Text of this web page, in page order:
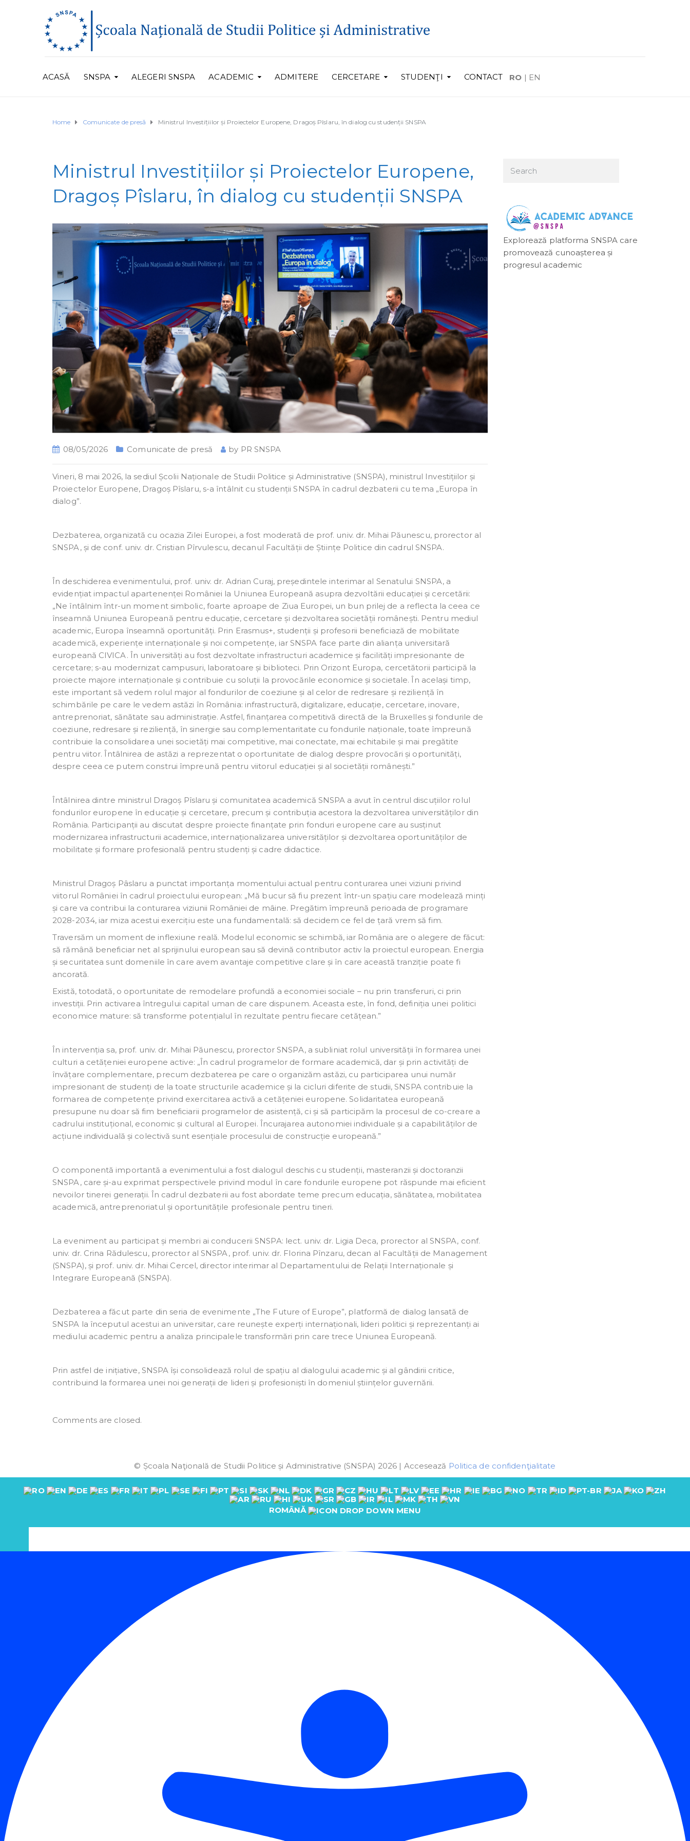
ACASĂ SNSPA ALEGERI SNSPA ACADEMIC ADMITERE CERCETARE STUDENŢI CONTACT RO | EN
Home Comunicate de presă Ministrul Investițiilor și Proiectelor Europene, Dragoș Pîslaru, în dialog cu studenții SNSPA
Ministrul Investițiilor și Proiectelor Europene,
Dragoș Pîslaru, în dialog cu studenții SNSPA
08/05/2026 Comunicate de presă by PR SNSPA
Vineri, 8 mai 2026, la sediul Școlii Naționale de Studii Politice și Administrative (SNSPA), ministrul Investițiilor și
Proiectelor Europene, Dragoș Pîslaru, s-a întâlnit cu studenții SNSPA în cadrul dezbaterii cu tema „Europa în
dialog”.
Dezbaterea, organizată cu ocazia Zilei Europei, a fost moderată de prof. univ. dr. Mihai Păunescu, prorector al
SNSPA, și de conf. univ. dr. Cristian Pîrvulescu, decanul Facultății de Științe Politice din cadrul SNSPA.
În deschiderea evenimentului, prof. univ. dr. Adrian Curaj, președintele interimar al Senatului SNSPA, a
evidențiat impactul apartenenței României la Uniunea Europeană asupra dezvoltării educației și cercetării:
„Ne întâlnim într-un moment simbolic, foarte aproape de Ziua Europei, un bun prilej de a reflecta la ceea ce
înseamnă Uniunea Europeană pentru educație, cercetare și dezvoltarea societății românești. Pentru mediul
academic, Europa înseamnă oportunități. Prin Erasmus+, studenții și profesorii beneficiază de mobilitate
academică, experiențe internaționale și noi competențe, iar SNSPA face parte din alianța universitară
europeană CIVICA. În universități au fost dezvoltate infrastructuri academice și facilități impresionante de
cercetare; s-au modernizat campusuri, laboratoare și biblioteci. Prin Orizont Europa, cercetătorii participă la
proiecte majore internaționale și contribuie cu soluții la provocările economice și societale. În același timp,
este important să vedem rolul major al fondurilor de coeziune și al celor de redresare și reziliență în
schimbările pe care le vedem astăzi în România: infrastructură, digitalizare, educație, cercetare, inovare,
antreprenoriat, sănătate sau administrație. Astfel, finanțarea competitivă directă de la Bruxelles și fondurile de
coeziune, redresare și reziliență, în sinergie sau complementaritate cu fondurile naționale, toate împreună
contribuie la consolidarea unei societăți mai competitive, mai conectate, mai echitabile și mai pregătite
pentru viitor. Întâlnirea de astăzi a reprezentat o oportunitate de dialog despre provocări și oportunități,
despre ceea ce putem construi împreună pentru viitorul educației și al societății românești.”
Întâlnirea dintre ministrul Dragoș Pîslaru și comunitatea academică SNSPA a avut în centrul discuțiilor rolul
fondurilor europene în educație și cercetare, precum și contribuția acestora la dezvoltarea universităților din
România. Participanții au discutat despre proiecte finanțate prin fonduri europene care au susținut
modernizarea infrastructurii academice, internaționalizarea universităților și dezvoltarea oportunităților de
mobilitate și formare profesională pentru studenți și cadre didactice.
Ministrul Dragoș Pâslaru a punctat importanța momentului actual pentru conturarea unei viziuni privind
viitorul României în cadrul proiectului european: „Mă bucur să fiu prezent într-un spațiu care modelează minți
și care va contribui la conturarea viziunii României de mâine. Pregătim împreună perioada de programare
2028-2034, iar miza acestui exercițiu este una fundamentală: să decidem ce fel de țară vrem să fim.
Traversăm un moment de inflexiune reală. Modelul economic se schimbă, iar România are o alegere de făcut:
să rămână beneficiar net al sprijinului european sau să devină contributor activ la proiectul european. Energia
și securitatea sunt domeniile în care avem avantaje competitive clare și în care această tranziție poate fi
ancorată.
Există, totodată, o oportunitate de remodelare profundă a economiei sociale – nu prin transferuri, ci prin
investiții. Prin activarea întregului capital uman de care dispunem. Aceasta este, în fond, definiția unei politici
economice mature: să transforme potențialul în rezultate pentru fiecare cetățean.”
În intervenția sa, prof. univ. dr. Mihai Păunescu, prorector SNSPA, a subliniat rolul universității în formarea unei
culturi a cetățeniei europene active: „În cadrul programelor de formare academică, dar și prin activități de
învățare complementare, precum dezbaterea pe care o organizăm astăzi, cu participarea unui număr
impresionant de studenți de la toate structurile academice și la cicluri diferite de studii, SNSPA contribuie la
formarea de competențe privind exercitarea activă a cetățeniei europene. Solidaritatea europeană
presupune nu doar să fim beneficiarii programelor de asistență, ci și să participăm la procesul de co-creare a
cadrului instituțional, economic și cultural al Europei. Încurajarea autonomiei individuale și a capabilităților de
acțiune individuală și colectivă sunt esențiale procesului de construcție europeană.”
O componentă importantă a evenimentului a fost dialogul deschis cu studenții, masteranzii și doctoranzii
SNSPA, care și-au exprimat perspectivele privind modul în care fondurile europene pot răspunde mai eficient
nevoilor tinerei generații. În cadrul dezbaterii au fost abordate teme precum educația, sănătatea, mobilitatea
academică, antreprenoriatul și oportunitățile profesionale pentru tineri.
La eveniment au participat și membri ai conducerii SNSPA: lect. univ. dr. Ligia Deca, prorector al SNSPA, conf.
univ. dr. Crina Rădulescu, prorector al SNSPA, prof. univ. dr. Florina Pînzaru, decan al Facultății de Management
(SNSPA), și prof. univ. dr. Mihai Cercel, director interimar al Departamentului de Relații Internaționale și
Integrare Europeană (SNSPA).
Dezbaterea a făcut parte din seria de evenimente „The Future of Europe”, platformă de dialog lansată de
SNSPA la începutul acestui an universitar, care reunește experți internaționali, lideri politici și reprezentanți ai
mediului academic pentru a analiza principalele transformări prin care trece Uniunea Europeană.
Prin astfel de inițiative, SNSPA își consolidează rolul de spațiu al dialogului academic și al gândirii critice,
contribuind la formarea unei noi generații de lideri și profesioniști în domeniul științelor guvernării.
Comments are closed.
Explorează platforma SNSPA care
promovează cunoașterea și
progresul academic
© Școala Naţională de Studii Politice și Administrative (SNSPA) 2026 | Accesează Politica de confidenţialitate
ROMÂNĂ